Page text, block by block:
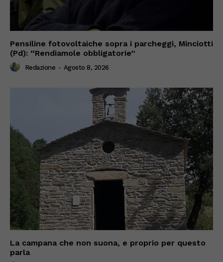
Pensiline fotovoltaiche sopra i parcheggi, Minciotti
(Pd): “Rendiamole obbligatorie”
Redazione - Agosto 8, 2026
La campana che non suona, e proprio per questo
parla